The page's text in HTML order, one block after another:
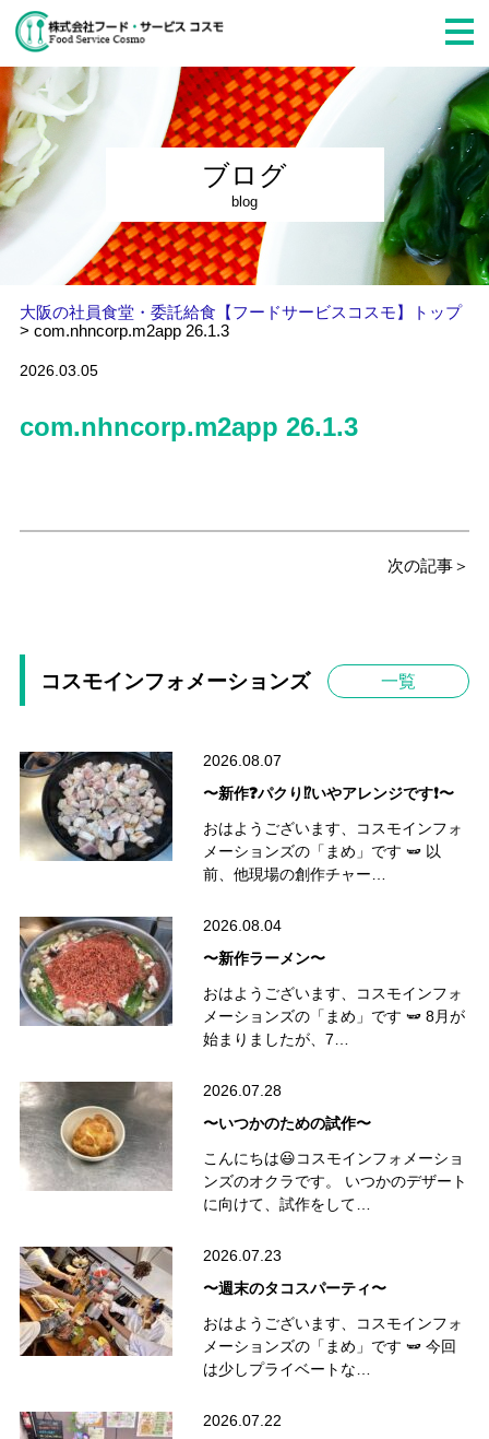
ブログ
blog
大阪の社員食堂・委託給食【フードサービスコスモ】トップ
> com.nhncorp.m2app 26.1.3
2026.03.05
com.nhncorp.m2app 26.1.3
次の記事＞
コスモインフォメーションズ 一覧
2026.08.07
〜新作❓パクり⁉️いやアレンジです❗️〜
おはようございます、コスモインフォ
メーションズの「まめ」です 🫛 以
前、他現場の創作チャー…
2026.08.04
〜新作ラーメン〜
おはようございます、コスモインフォ
メーションズの「まめ」です 🫛 8月が
始まりましたが、7…
2026.07.28
〜いつかのための試作〜
こんにちは😃コスモインフォメーショ
ンズのオクラです。 いつかのデザート
に向けて、試作をして…
2026.07.23
〜週末のタコスパーティ〜
おはようございます、コスモインフォ
メーションズの「まめ」です 🫛 今回
は少しプライベートな…
2026.07.22